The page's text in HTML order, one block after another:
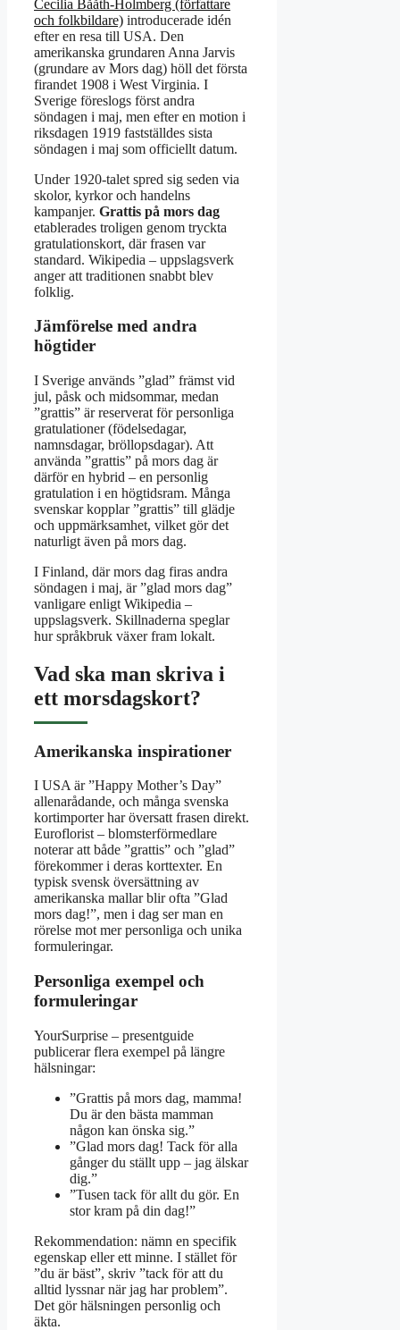
Cecilia Bååth-Holmberg (författare
och folkbildare) introducerade idén
efter en resa till USA. Den
amerikanska grundaren Anna Jarvis
(grundare av Mors dag) höll det första
firandet 1908 i West Virginia. I
Sverige föreslogs först andra
söndagen i maj, men efter en motion i
riksdagen 1919 fastställdes sista
söndagen i maj som officiellt datum.
Under 1920-talet spred sig seden via
skolor, kyrkor och handelns
kampanjer. Grattis på mors dag
etablerades troligen genom tryckta
gratulationskort, där frasen var
standard. Wikipedia – uppslagsverk
anger att traditionen snabbt blev
folklig.
Jämförelse med andra
högtider
I Sverige används ”glad” främst vid
jul, påsk och midsommar, medan
”grattis” är reserverat för personliga
gratulationer (födelsedagar,
namnsdagar, bröllopsdagar). Att
använda ”grattis” på mors dag är
därför en hybrid – en personlig
gratulation i en högtidsram. Många
svenskar kopplar ”grattis” till glädje
och uppmärksamhet, vilket gör det
naturligt även på mors dag.
I Finland, där mors dag firas andra
söndagen i maj, är ”glad mors dag”
vanligare enligt Wikipedia –
uppslagsverk. Skillnaderna speglar
hur språkbruk växer fram lokalt.
Vad ska man skriva i
ett morsdagskort?
Amerikanska inspirationer
I USA är ”Happy Mother’s Day”
allenarådande, och många svenska
kortimporter har översatt frasen direkt.
Euroflorist – blomsterförmedlare
noterar att både ”grattis” och ”glad”
förekommer i deras korttexter. En
typisk svensk översättning av
amerikanska mallar blir ofta ”Glad
mors dag!”, men i dag ser man en
rörelse mot mer personliga och unika
formuleringar.
Personliga exempel och
formuleringar
YourSurprise – presentguide
publicerar flera exempel på längre
hälsningar:
”Grattis på mors dag, mamma!
Du är den bästa mamman
någon kan önska sig.”
”Glad mors dag! Tack för alla
gånger du ställt upp – jag älskar
dig.”
”Tusen tack för allt du gör. En
stor kram på din dag!”
Rekommendation: nämn en specifik
egenskap eller ett minne. I stället för
”du är bäst”, skriv ”tack för att du
alltid lyssnar när jag har problem”.
Det gör hälsningen personlig och
äkta.